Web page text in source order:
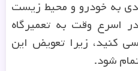
به خودرو و محیط زیست
اسرع وقت به تعمیرگاه
کنید، زیرا تعویض این
شود.